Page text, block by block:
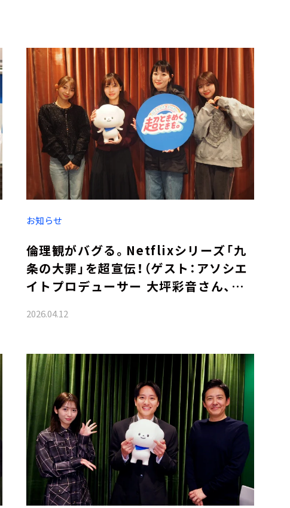
お知らせ
倫理観がバグる。Netflixシリーズ「九
条の大罪」を超宣伝！（ゲスト：アソシエ
イトプロデューサー 大坪彩音さん、
2026.04.12